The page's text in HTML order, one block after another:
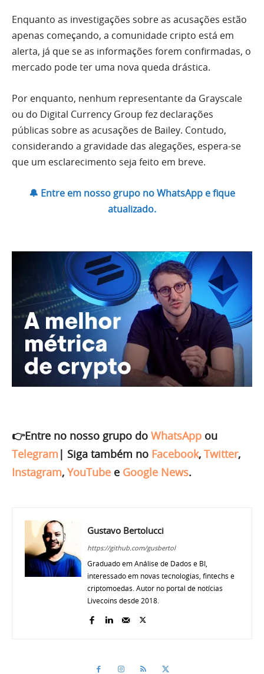
Enquanto as investigações sobre as acusações estão
apenas começando, a comunidade cripto está em
alerta, já que se as informações forem confirmadas, o
mercado pode ter uma nova queda drástica.
Por enquanto, nenhum representante da Grayscale
ou do Digital Currency Group fez declarações
públicas sobre as acusações de Bailey. Contudo,
considerando a gravidade das alegações, espera-se
que um esclarecimento seja feito em breve.
🔔 Entre em nosso grupo no WhatsApp e fique
atualizado.
👉Entre no nosso grupo do WhatsApp ou
Telegram | Siga também no Facebook, Twitter,
Instagram, YouTube e Google News.
Gustavo Bertolucci
https://github.com/gusbertol
Graduado em Análise de Dados e BI,
interessado em novas tecnologias, fintechs e
criptomoedas. Autor no portal de notícias
Livecoins desde 2018.